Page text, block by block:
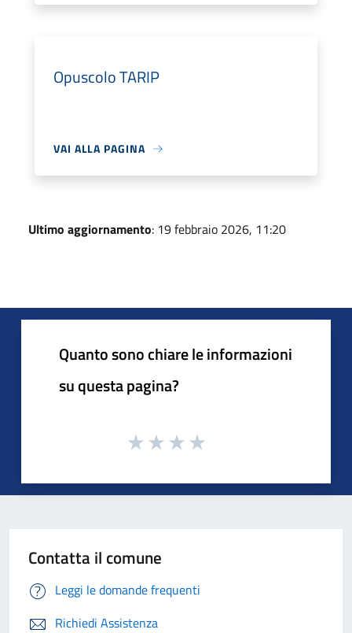
Opuscolo TARIP
VAI ALLA PAGINA
Ultimo aggiornamento: 19 febbraio 2026, 11:20
Quanto sono chiare le informazioni
su questa pagina?
Contatta il comune
Leggi le domande frequenti
Richiedi Assistenza